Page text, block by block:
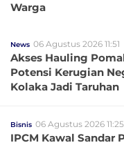
Warga
News 06 Agustus 2026 11:51
Akses Hauling
Potensi Kerugian
Kolaka Jadi Taruhan
Bisnis 06 Agustus 2026 11:25
IPCM Kawal Sandar